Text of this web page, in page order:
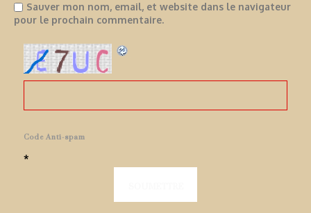
Sauver mon nom, email, et website dans le navigateur
pour le prochain commentaire.
Code Anti-spam
*